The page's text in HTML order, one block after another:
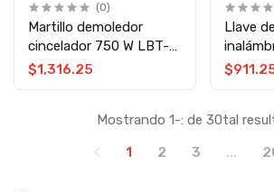
(0)
Martillo demoledor
cincelador 750 W LBT-
RH-26B LIBITE
$1,316.25
Llave
LIBITE
Mostrando 1-: de 30tal
1
2 3 ...